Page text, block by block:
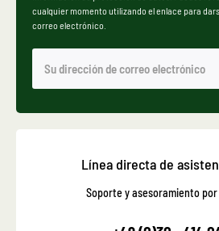
cualquier momento utilizando el enlace para
correo electrónico.
Línea directa de
Soporte y asesoramiento